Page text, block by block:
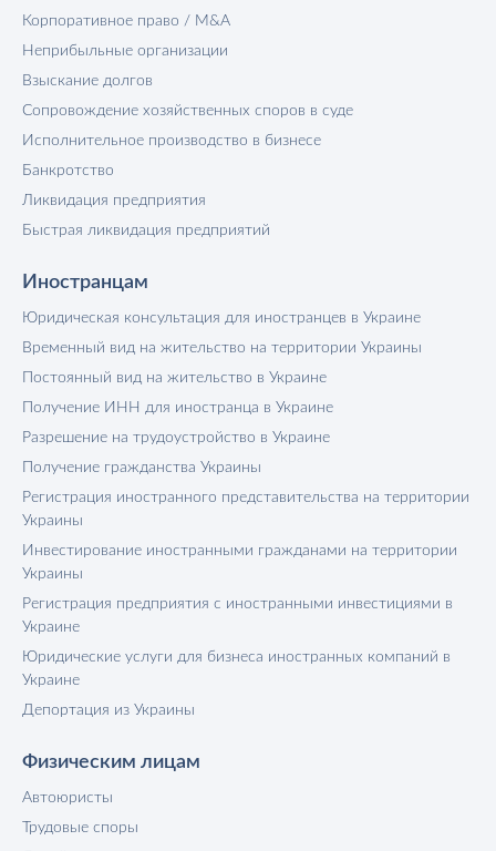
Корпоративное право / M&A
Неприбыльные организации
Взыскание долгов
Сопровождение хозяйственных споров в суде
Исполнительное производство в бизнесе
Банкротство
Ликвидация предприятия
Быстрая ликвидация предприятий
Иностранцам
Юридическая консультация для иностранцев в Украине
Временный вид на жительство на территории Украины
Постоянный вид на жительство в Украине
Получение ИНН для иностранца в Украине
Разрешение на трудоустройство в Украине
Получение гражданства Украины
Регистрация иностранного представительства на территории
Украины
Инвестирование иностранными гражданами на территории
Украины
Регистрация предприятия с иностранными инвестициями в
Украине
Юридические услуги для бизнеса иностранных компаний в
Украине
Депортация из Украины
Физическим лицам
Автоюристы
Трудовые споры